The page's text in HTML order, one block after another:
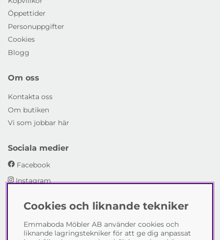
Öppettider
Personuppgifter
Cookies
Blogg
Om oss
Kontakta oss
Om butiken
Vi som jobbar här
Sociala medier
Facebook
Instagram
Emmaboda Möbler AB
I fyra generationer har vi hjälpt människor att möblera
sina hem och uppfylla sina inredningsdrömmar med
Cookies och liknande tekniker
Emmaboda Möbler AB använder cookies och
liknande lagringstekniker för att ge dig anpassat